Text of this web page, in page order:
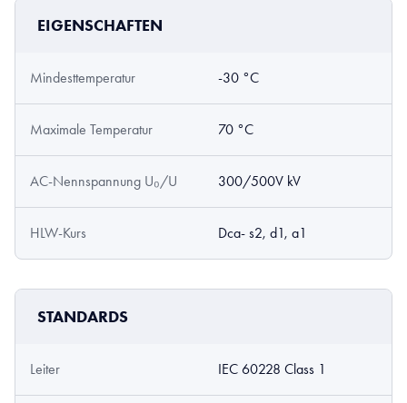
EIGENSCHAFTEN
Mindesttemperatur -30 °C
Maximale Temperatur 70 °C
AC-Nennspannung U₀/U 300/500V kV
HLW-Kurs Dca- s2, d1, a1
STANDARDS
Leiter IEC 60228 Class 1